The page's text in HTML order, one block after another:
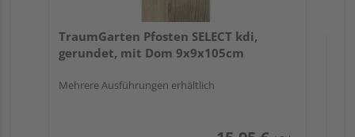
TraumGarten Pfosten SELECT kdi,
gerundet, mit Dom 9x9x105cm
Mehrere Ausführungen erhältlich